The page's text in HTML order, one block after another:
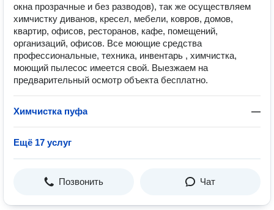
окна прозрачные и без разводов), так же осуществляем
химчистку диванов, кресел, мебели, ковров, домов,
квартир, офисов, ресторанов, кафе, помещений,
организаций, офисов. Все моющие средства
профессиональные, техника, инвентарь , химчистка,
моющий пылесос имеется свой. Выезжаем на
предварительный осмотр объекта бесплатно.
Химчистка пуфа —
Ещё 17 услуг
Позвонить Чат